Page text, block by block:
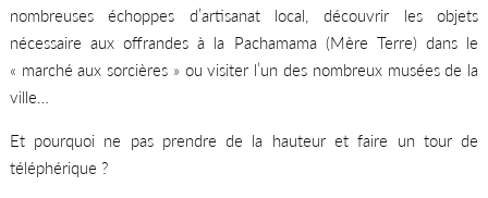
nombreuses échoppes d’artisanat local, découvrir les objets
nécessaire aux offrandes à la Pachamama (Mère Terre) dans le
« marché aux sorcières » ou visiter l’un des nombreux musées de la
ville…
Et pourquoi ne pas prendre de la hauteur et faire un tour de
téléphérique ?